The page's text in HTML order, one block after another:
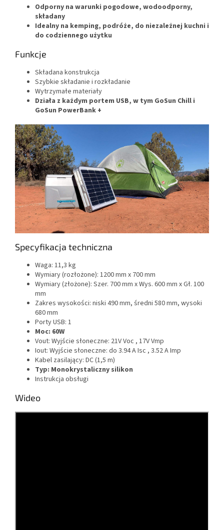
Odporny na warunki pogodowe, wodoodporny,
składany
Idealny na kemping, podróże, do niezależnej kuchni i
do codziennego użytku
Funkcje
Składana konstrukcja
Szybkie składanie i rozkładanie
Wytrzymałe materiały
Działa z każdym portem USB, w tym GoSun Chill i
GoSun PowerBank +
Specyfikacja techniczna
Waga: 11,3 kg
Wymiary (rozłożone): 1200 mm x 700 mm
Wymiary (złożone): Szer. 700 mm x Wys. 600 mm x Gł. 100
mm
Zakres wysokości: niski 490 mm, średni 580 mm, wysoki
680 mm
Porty USB: 1
Moc: 60W
Vout: Wyjście słoneczne: 21V Voc , 17V Vmp
Iout: Wyjście słoneczne: do 3.94 A Isc , 3.52 A Imp
Kabel zasilający: DC (1,5 m)
Typ: Monokrystaliczny silikon
Instrukcja obsługi
Wideo